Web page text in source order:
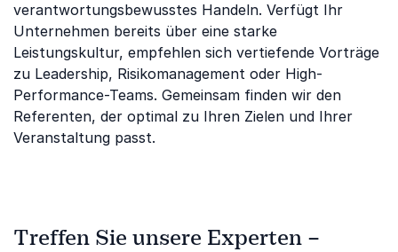
verantwortungsbewusstes Handeln. Verfügt Ihr
Unternehmen bereits über eine starke
Leistungskultur, empfehlen sich vertiefende Vorträge
zu Leadership, Risikomanagement oder High-
Performance-Teams. Gemeinsam finden wir den
Referenten, der optimal zu Ihren Zielen und Ihrer
Veranstaltung passt.
Treffen Sie unsere Experten –